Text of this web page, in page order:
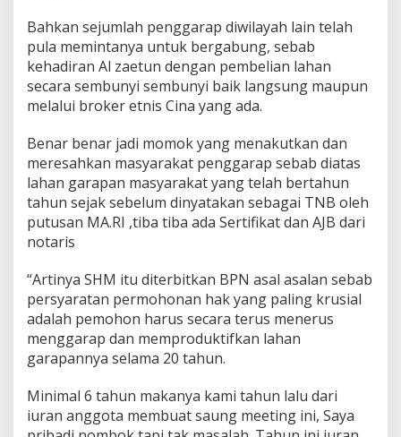
Bahkan sejumlah penggarap diwilayah lain telah
pula memintanya untuk bergabung, sebab
kehadiran Al zaetun dengan pembelian lahan
secara sembunyi sembunyi baik langsung maupun
melalui broker etnis Cina yang ada.
Benar benar jadi momok yang menakutkan dan
meresahkan masyarakat penggarap sebab diatas
lahan garapan masyarakat yang telah bertahun
tahun sejak sebelum dinyatakan sebagai TNB oleh
putusan MA.RI ,tiba tiba ada Sertifikat dan AJB dari
notaris
“Artinya SHM itu diterbitkan BPN asal asalan sebab
persyaratan permohonan hak yang paling krusial
adalah pemohon harus secara terus menerus
menggarap dan memproduktifkan lahan
garapannya selama 20 tahun.
Minimal 6 tahun makanya kami tahun lalu dari
iuran anggota membuat saung meeting ini, Saya